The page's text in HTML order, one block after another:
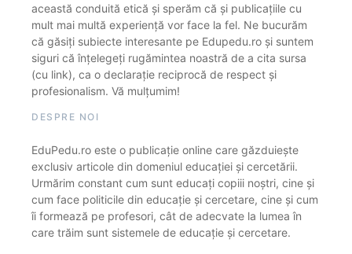
această conduită etică și sperăm că și publicațiile cu
mult mai multă experiență vor face la fel. Ne bucurăm
că găsiți subiecte interesante pe Edupedu.ro și suntem
siguri că înțelegeți rugămintea noastră de a cita sursa
(cu link), ca o declarație reciprocă de respect și
profesionalism. Vă mulțumim!
DESPRE NOI
EduPedu.ro este o publicație online care găzduiește
exclusiv articole din domeniul educației și cercetării.
Urmărim constant cum sunt educați copiii noștri, cine și
cum face politicile din educație și cercetare, cine și cum
îi formează pe profesori, cât de adecvate la lumea în
care trăim sunt sistemele de educație și cercetare.